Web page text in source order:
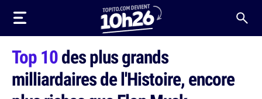
Top 10des plus grands
milliardaires de l'Histoire, encore